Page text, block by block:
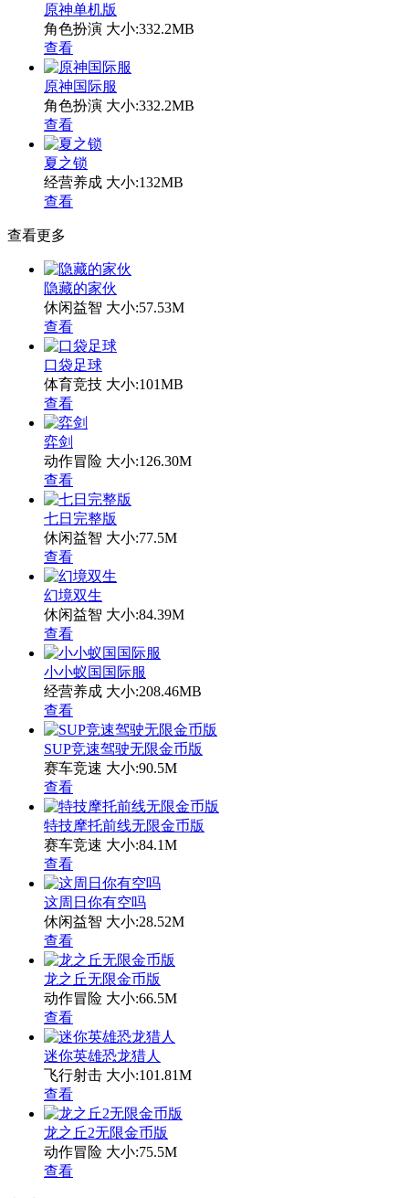
原神单机版
角色扮演 大小:332.2MB
查看
原神国际服
角色扮演 大小:332.2MB
查看
夏之锁
经营养成 大小:132MB
查看
查看更多
隐藏的家伙
休闲益智 大小:57.53M
查看
口袋足球
体育竞技 大小:101MB
查看
弈剑
动作冒险 大小:126.30M
查看
七日完整版
休闲益智 大小:77.5M
查看
幻境双生
休闲益智 大小:84.39M
查看
小小蚁国国际服
经营养成 大小:208.46MB
查看
SUP竞速驾驶无限金币版
赛车竞速 大小:90.5M
查看
特技摩托前线无限金币版
赛车竞速 大小:84.1M
查看
这周日你有空吗
休闲益智 大小:28.52M
查看
龙之丘无限金币版
动作冒险 大小:66.5M
查看
迷你英雄恐龙猎人
飞行射击 大小:101.81M
查看
龙之丘2无限金币版
动作冒险 大小:75.5M
查看